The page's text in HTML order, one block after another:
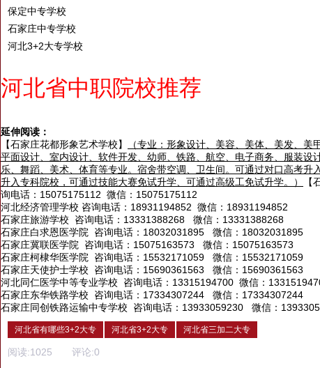
保定中专学校
石家庄中专学校
河北3+2大专学校
河北省中职院校推荐
延伸阅读：
【石家庄花都形象艺术学校】
（专业：形象设计、美容、美体、美发、美
平面设计、室内设计、软件开发、幼师、铁路、航空、电子商务、服装设
乐、舞蹈、美术、体育等专业。宿舍带空调、卫生间。可通过对口高考升
升入专科院校，可通过技能大赛免试升学、可通过高级工免试升学。）
【
询电话：15075175112 微信：15075175112
河北经济管理学校 咨询电话：18931194852 微信：18931194852
石家庄旅游学校 咨询电话：13331388268 微信：13331388268
石家庄白求恩医学院 咨询电话：18032031895 微信：18032031895
石家庄冀联医学院 咨询电话：15075163573 微信：15075163573
石家庄柯棣华医学院 咨询电话：15532171059 微信：15532171059
石家庄天使护士学校 咨询电话：15690361563 微信：15690361563
河北同仁医学中等专业学校 咨询电话：13315194700 微信：
石家庄东华铁路学校 咨询电话：17334307244 微信：17334307244
石家庄同创铁路运输中专学校 咨询电话：13933059230 微信：
河北省有哪些3+2大专 河北省3+2大专 河北省三加二大专
阅读:1025 评论:0